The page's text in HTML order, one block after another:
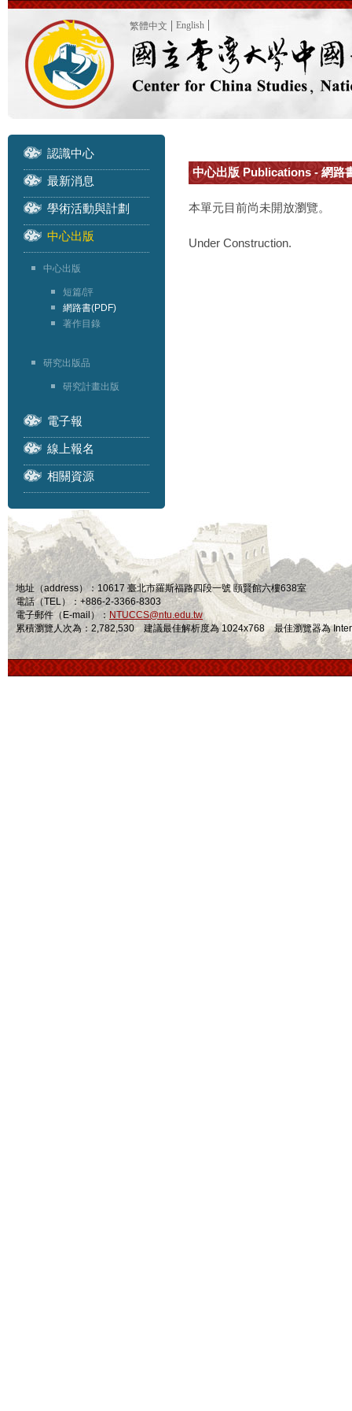
繁體中文 English
認識中心
最新消息
學術活動與計劃
中心出版
中心出版
短篇/評
網路書(PDF)
著作目錄
研究出版品
研究計畫出版
電子報
線上報名
相關資源
中心出版 Publications - 網路
本單元目前尚未開放瀏覽。
Under Construction.
地址（address）：10617 臺北市羅斯福路四段一號 頤賢館六樓638室
電話（TEL）：+886-2-3366-8303
電子郵件（E-mail）： NTUCCS@ntu.edu.tw
累積瀏覽人次為：2,782,530 建議最佳解析度為 1024x768 最佳瀏覽器為